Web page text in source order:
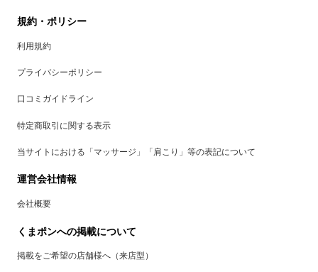
規約・ポリシー
利用規約
プライバシーポリシー
口コミガイドライン
特定商取引に関する表示
当サイトにおける「マッサージ」「肩こり」等の表記について
運営会社情報
会社概要
くまポンへの掲載について
掲載をご希望の店舗様へ（来店型）